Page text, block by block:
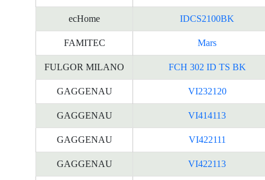
ecHome IDCS2100BK
FAMITEC Mars
FULGOR MILANO FCH 302 ID TS BK
GAGGENAU VI232120
GAGGENAU VI414113
GAGGENAU VI422111
GAGGENAU VI422113